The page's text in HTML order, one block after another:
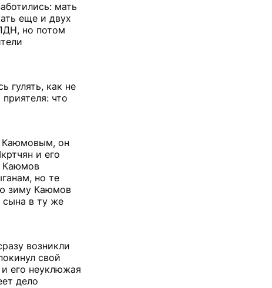
мать
еще и двух
но потом
гулять, как не
что
Каюмовым, он
и его
Каюмов
но те
зиму Каюмов
сына в ту же
возникли
свой
его неуклюжая
дело